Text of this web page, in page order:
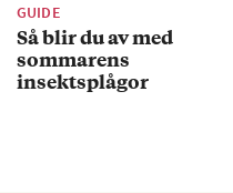
GUIDE
Så blir du av med
sommarens
insektsplågor